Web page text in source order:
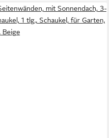
mit Sonnendach, 3-
1 tlg., Schaukel, für Garten,
Beige